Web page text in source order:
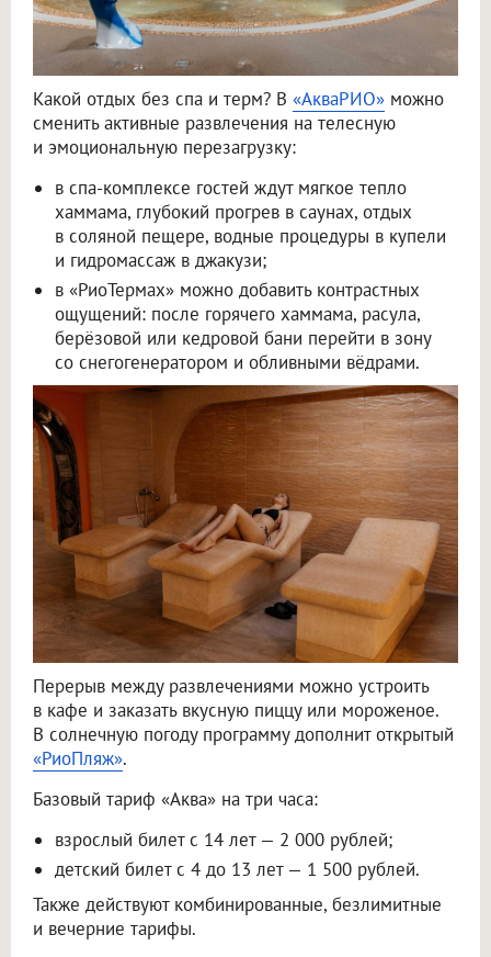
Какой отдых без спа и терм? В «АкваРИО» можно
сменить активные развлечения на телесную
и эмоциональную перезагрузку:
в спа-комплексе гостей ждут мягкое тепло
хаммама, глубокий прогрев в саунах, отдых
в соляной пещере, водные процедуры в купели
и гидромассаж в джакузи;
в «РиоТермах» можно добавить контрастных
ощущений: после горячего хаммама, расула,
берёзовой или кедровой бани перейти в зону
со снегогенератором и обливными вёдрами.
Перерыв между развлечениями можно устроить
в кафе и заказать вкусную пиццу или мороженое.
В солнечную погоду программу дополнит открытый
«РиоПляж».
Базовый тариф «Аква» на три часа:
взрослый билет с 14 лет — 2 000 рублей;
детский билет с 4 до 13 лет — 1 500 рублей.
Также действуют комбинированные, безлимитные
и вечерние тарифы.